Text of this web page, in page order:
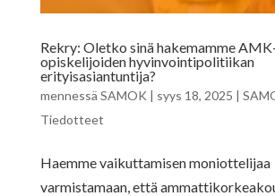
Rekry: Oletko sinä hakemamme
opiskelijoiden hyvinvointipolitiikan
erityisasiantuntija?
mennessä SAMOK | syys 18, 2025 |
Tiedotteet
Haemme vaikuttamisen moniottelijaa
varmistamaan, että